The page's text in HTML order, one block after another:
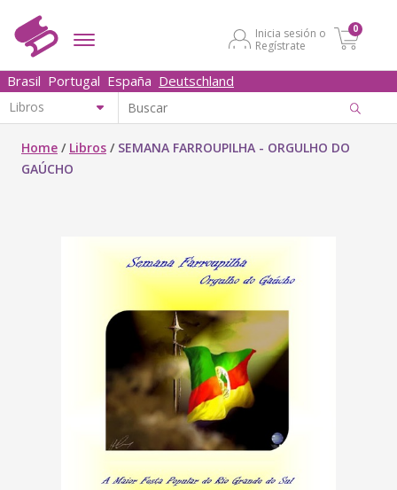
Inicia sesión o
Regístrate
0
Brasil Portugal España Deutschland
Home / Libros / SEMANA FARROUPILHA - ORGULHO DO
GAÚCHO